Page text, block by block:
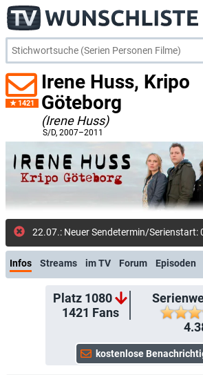
1421
Irene Huss, Kripo
Göteborg
(Irene Huss)
S/D, 2007–2011
Infos Streams im TV Forum Episoden
Platz 1080
1421 Fans